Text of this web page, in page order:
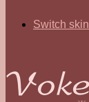
Switch skin